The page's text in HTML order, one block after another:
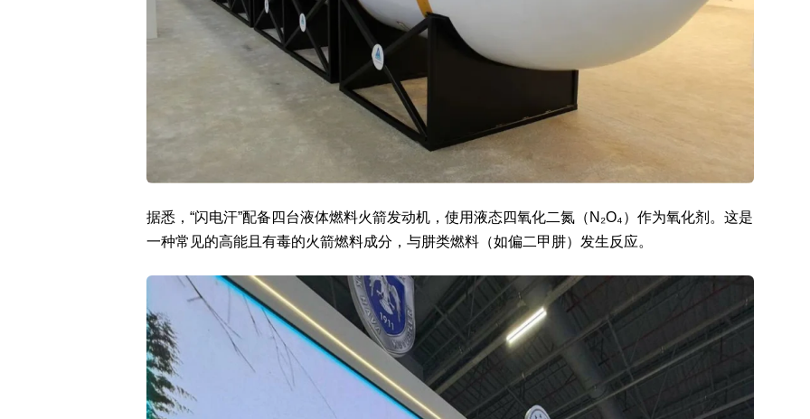
据悉，“闪电汗”配备四台液体燃料火箭发动机，使用液态四氧化二氮（N₂O₄）作为氧化剂。这是
一种常见的高能且有毒的火箭燃料成分，与肼类燃料（如偏二甲肼）发生反应。